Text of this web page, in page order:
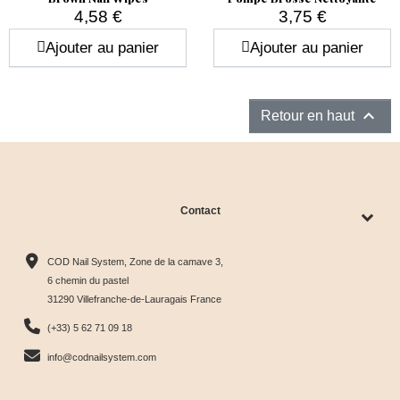
4,58 €
Ajouter au panier
3,75 €
Ajouter au panier
Retour en haut 
Contact
COD Nail System, Zone de la camave 3,
6 chemin du pastel
31290 Villefranche-de-Lauragais France
(+33) 5 62 71 09 18
info@codnailsystem.com